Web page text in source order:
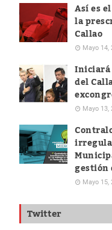
Así es
la
Callao
Mayo 14,
Iniciará
del
Mayo 13,
gestión
Mayo 15,
Twitter